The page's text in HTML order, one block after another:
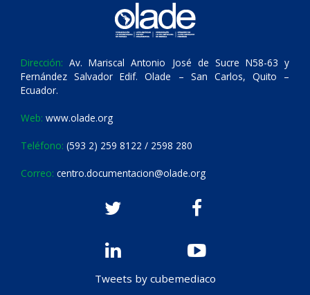
Dirección: Av. Mariscal Antonio José de Sucre N58-63 y
Fernández Salvador Edif. Olade – San Carlos, Quito –
Ecuador.
Web: www.olade.org
Teléfono: (593 2) 259 8122 / 2598 280
Correo: centro.documentacion@olade.org
Tweets by cubemediaco